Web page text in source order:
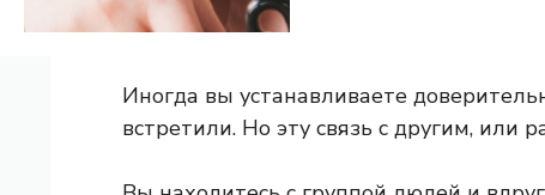
Иногда вы устанавливаете
встретили. Но эту связь с другим, или